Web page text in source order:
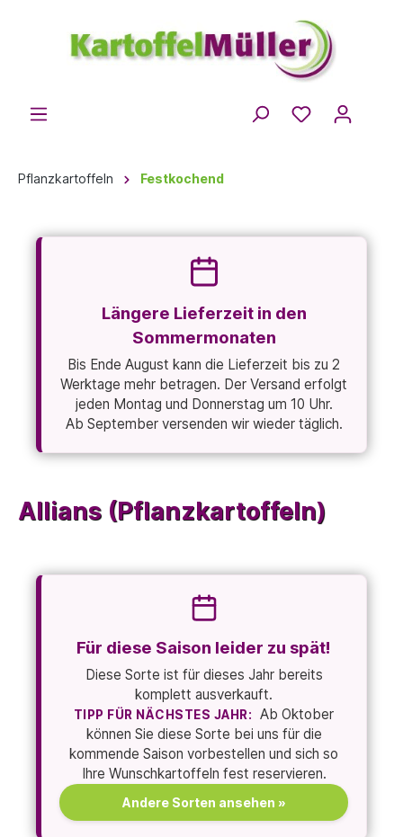
Pflanzkartoffeln Festkochend
Längere Lieferzeit in den
Sommermonaten
Bis Ende August kann die Lieferzeit bis zu 2
Werktage mehr betragen. Der Versand erfolgt
jeden Montag und Donnerstag um 10 Uhr.
Ab September versenden wir wieder täglich.
Allians (Pflanzkartoffeln)
Für diese Saison leider zu spät!
Diese Sorte ist für dieses Jahr bereits
komplett ausverkauft.
TIPP FÜR NÄCHSTES JAHR:
Ab Oktober
können Sie diese Sorte bei uns für die
kommende Saison vorbestellen und sich so
Ihre Wunschkartoffeln fest reservieren.
Andere Sorten ansehen »